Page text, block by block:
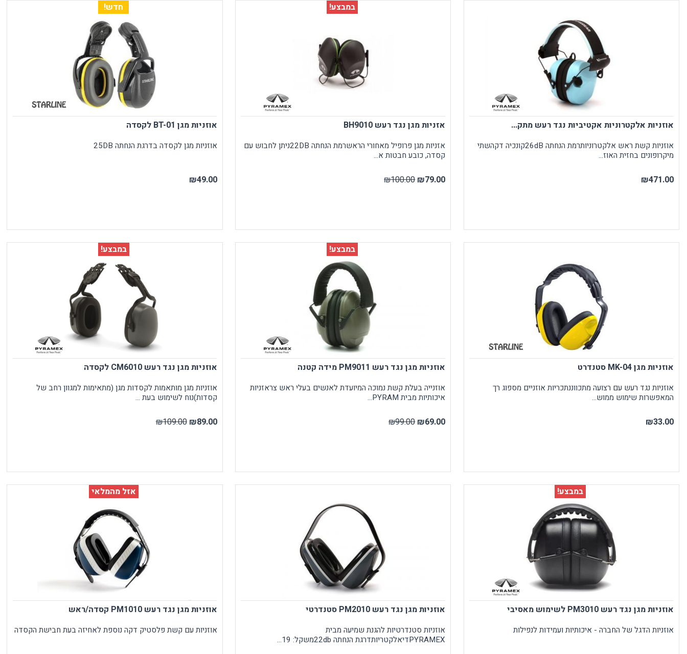
אוזניות אלקטרוניות אקטיביות נגד רעש מתק...
אוזניות קשת ראש אלקטרוניותרמת הנחתה 26dBקונכיה דקהשתי
מיקרופונים בחזית האוז...
₪471.00
במבצע!
אזניות מגן נגד רעש BH9010
אזניות מגן פרופיל מאחורי הראשרמת הנחתה 22DBניתן לחבוש עם
קסדה, כובע חבטות א...
₪79.00
₪100.00
חדש!
אוזניות מגן BT-01 לקסדה
אוזניות מגן לקסדה בדרגת הנחתה 25DB
₪49.00
אוזניות מגן MK-04 סטנדרט
אוזניות נגד רעש עם רצועה מתכווננתכריות אוזניים מספוג רך
המאפשרות שימוש ממוש...
₪33.00
במבצע!
אוזניות מגן נגד רעש PM9011 מידה קטנה
אוזנייה בעלת קשת נמוכה המיועדת לאנשים בעלי ראש צראזניות
איכותיות מבית PYRAM...
₪69.00
₪99.00
במבצע!
אוזניות מגן נגד רעש CM6010 לקסדה
אוזניות מגן מותאמות לקסדות מגן (מתאימות למגוון רחב של
קסדות)נוח לשימוש בעת ...
₪89.00
₪109.00
במבצע!
אוזניות מגן נגד רעש PM3010 לשימוש מאסיבי
אוזניות הדגל של החברה - איכותיות ועמידות לנפילות
אוזניות מגן נגד רעש PM2010 סטנדרטי
אוזניות סטנדרטיות להגנת שמיעה מבית
PYRAMEXדיאלקטריותדרגת הנחתה 22dbמשקל: 19...
אזל מהמלאי
אוזניות מגן נגד רעש PM1010 קסדה/ראש
אוזניות עם קשת פלסטיק דקה נוספת לאחיזה בעת חבישת הקסדה